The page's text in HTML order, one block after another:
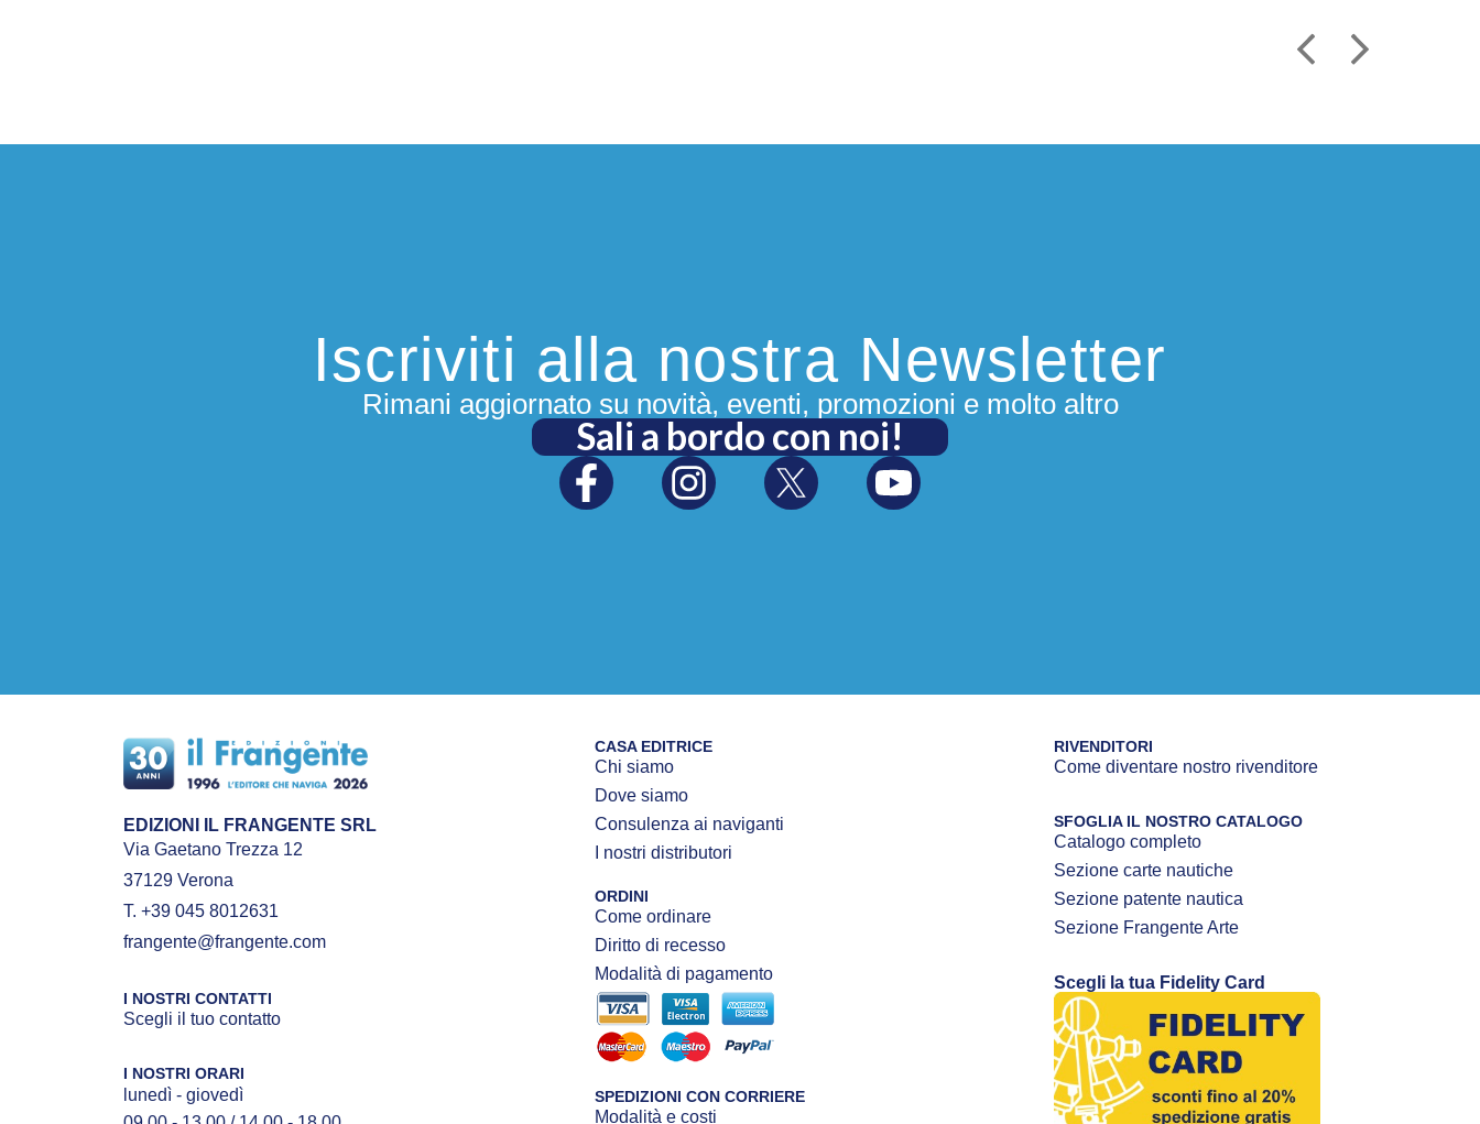
Iscriviti alla nostra Newsletter
Rimani aggiornato su novità, eventi, promozioni e molto altro
Sali a bordo con noi!
EDIZIONI IL FRANGENTE SRL
Via Gaetano Trezza 12
37129 Verona
T. +39 045 8012631
frangente@frangente.com
I NOSTRI CONTATTI
Scegli il tuo contatto
I NOSTRI ORARI
lunedì - giovedì
CASA EDITRICE
Chi siamo
Dove siamo
Consulenza ai naviganti
I nostri distributori
ORDINI
Come ordinare
Diritto di recesso
Modalità di pagamento
SPEDIZIONI CON CORRIERE
Modalità e costi
RIVENDITORI
Come diventare nostro rivenditore
SFOGLIA IL NOSTRO CATALOGO
Catalogo completo
Sezione carte nautiche
Sezione patente nautica
Sezione Frangente Arte
Scegli la tua Fidelity Card